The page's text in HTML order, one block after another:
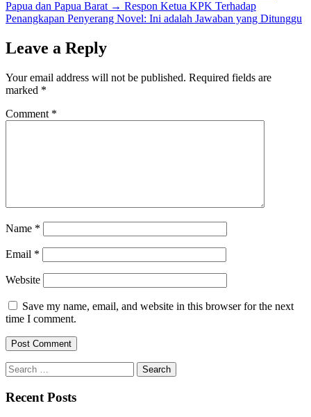
Papua dan Papua Barat → Respon Ketua KPK Terhadap
Penangkapan Penyerang Novel: Ini adalah Jawaban yang Ditunggu
Leave a Reply
Your email address will not be published. Required fields are
marked *
Comment *
Name *
Email *
Website
Save my name, email, and website in this browser for the next
time I comment.
Search
for:
Recent Posts